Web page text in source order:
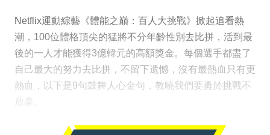
Netflix運動綜藝《體能之巔：百人大挑戰》掀起追看熱
潮，100位體格頂尖的猛將不分年齡性別去比拼，活到最
後的一人才能獲得3億韓元的高額獎金。每個選手都盡了
自己最大的努力去比拼，不留下遺憾，沒有最熱血只有更
熱血，以下是9句鼓舞人心金句，教曉我們要勇於挑戰不
放棄。